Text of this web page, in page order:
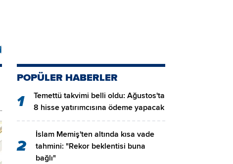
POPÜLER HABERLER
1
Temettü takvimi belli oldu: Ağustos'ta
8 hisse yatırımcısına ödeme yapacak
2
İslam Memiş'ten altında kısa vade
tahmini: "Rekor beklentisi buna
bağlı"